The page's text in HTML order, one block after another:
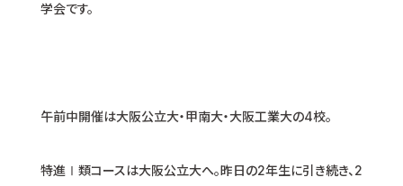
学会です。
午前中開催は大阪公立大・甲南大・大阪工業大の4校。
特進Ⅰ類コースは大阪公立大へ。昨日の2年生に引き続き、2